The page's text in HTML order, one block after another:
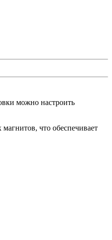
можно настроить
что обеспечивает